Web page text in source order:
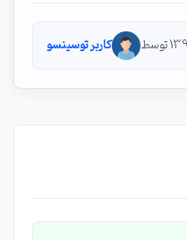
کاربر توسینسو